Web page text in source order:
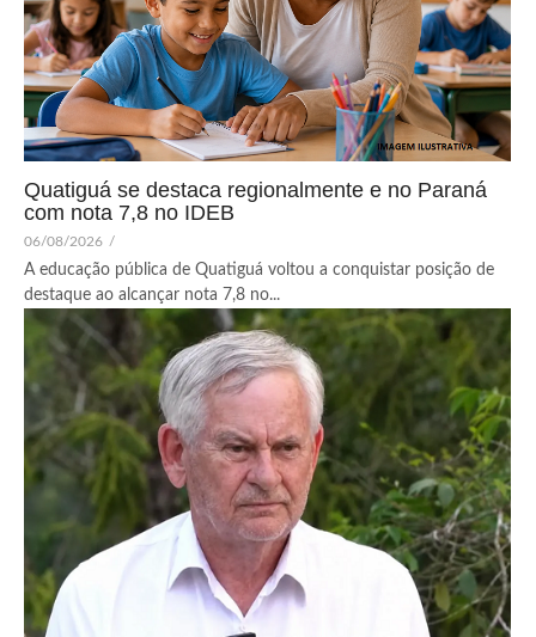
Quatiguá se destaca regionalmente e no Paraná
com nota 7,8 no IDEB
06/08/2026 /
A educação pública de Quatiguá voltou a conquistar posição de
destaque ao alcançar nota 7,8 no...